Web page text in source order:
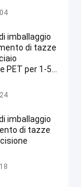
per ri
tazze
imballaggio
di tazze
PET per 1-50
per ri
tazze
imballaggio
di tazze
per ri
tazze